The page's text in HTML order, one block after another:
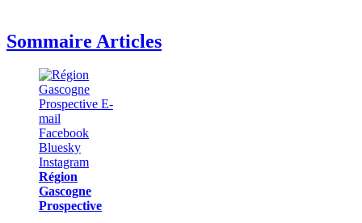
Sommaire Articles
Région
Gascogne
Prospective